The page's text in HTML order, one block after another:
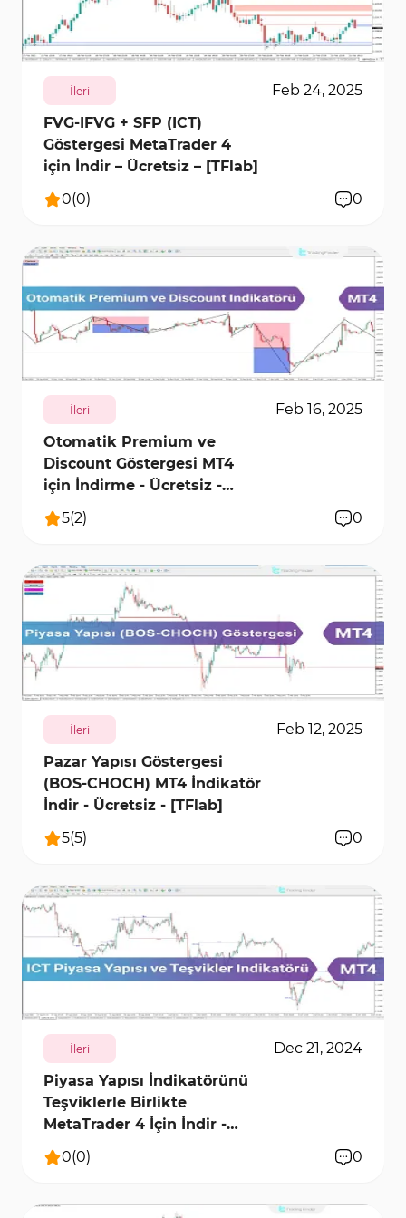
4159
İleri
Feb 24, 2025
FVG-IFVG + SFP (ICT)
Göstergesi MetaTrader 4
için İndir – Ücretsiz – [TFlab]
0(0) 0
1869
İleri
Feb 16, 2025
Otomatik Premium ve
Discount Göstergesi MT4
için İndirme - Ücretsiz -
[TFlab]
5(2) 0
3034
İleri
Feb 12, 2025
Pazar Yapısı Göstergesi
(BOS-CHOCH) MT4 İndikatör
İndir - Ücretsiz - [TFlab]
5(5) 0
2608 11948 0
İleri
Dec 21, 2024
Piyasa Yapısı İndikatörünü
Teşviklerle Birlikte
MetaTrader 4 İçin İndir -
Ücretsiz
0(0) 0